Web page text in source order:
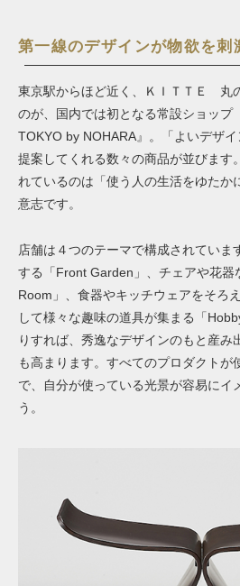
第一線のデザインが物欲を刺
東京駅からほど近く、ＫＩＴＴＥ 丸
のが、国内では初となる常設ショップ
TOKYO by NOHARA』。「よいデザ
提案してくれる数々の商品が並びます
れているのは「使う人の生活をゆたか
意志です。
店舗は４つのテーマで構成されていま
する「Front Garden」、チェアや花器
Room」、食器やキッチウェアをそろ
して様々な趣味の道具が集まる「
りすれば、秀逸なデザインのもと産み
も高まります。すべてのプロダクトが
で、自分が使っている光景が容易にイ
う。